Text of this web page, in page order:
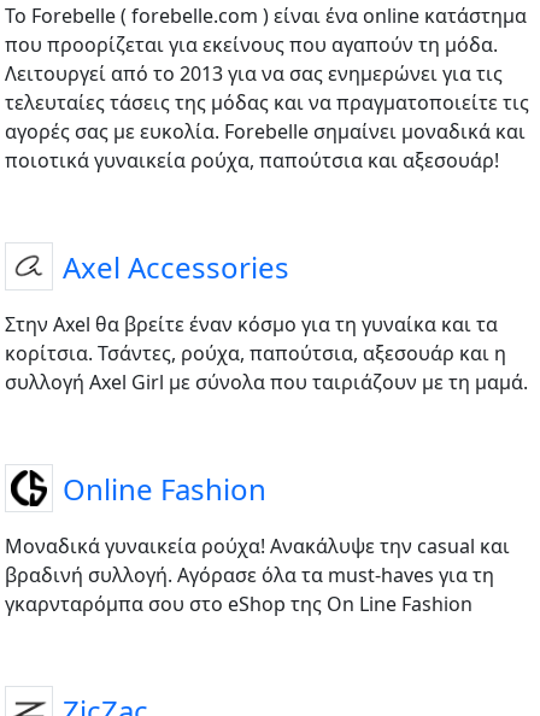
Το Forebelle ( forebelle.com ) είναι ένα online κατάστημα
που προορίζεται για εκείνους που αγαπούν τη μόδα.
Λειτουργεί από το 2013 για να σας ενημερώνει για τις
τελευταίες τάσεις της μόδας και να πραγματοποιείτε τις
αγορές σας με ευκολία. Forebelle σημαίνει μοναδικά και
ποιοτικά γυναικεία ρούχα, παπούτσια και αξεσουάρ!
Axel Accessories
Στην Axel θα βρείτε έναν κόσμο για τη γυναίκα και τα
κορίτσια. Τσάντες, ρούχα, παπούτσια, αξεσουάρ και η
συλλογή Axel Girl με σύνολα που ταιριάζουν με τη μαμά.
Online Fashion
Μοναδικά γυναικεία ρούχα! Ανακάλυψε την casual και
βραδινή συλλογή. Αγόρασε όλα τα must-haves για τη
γκαρνταρόμπα σου στο eShop της On Line Fashion